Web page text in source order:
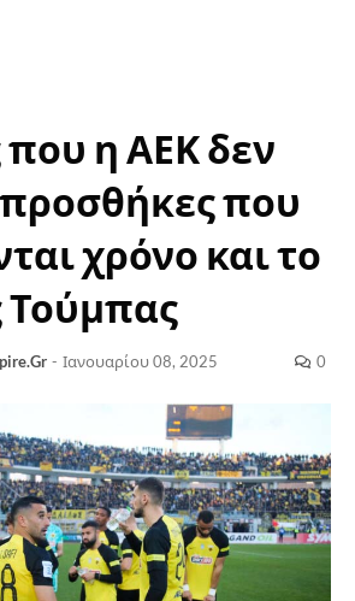
η ΑΕΚ δεν
προσθήκες που
χρόνο και το
Τούμπας
- Ιανουαρίου 08, 2025 0